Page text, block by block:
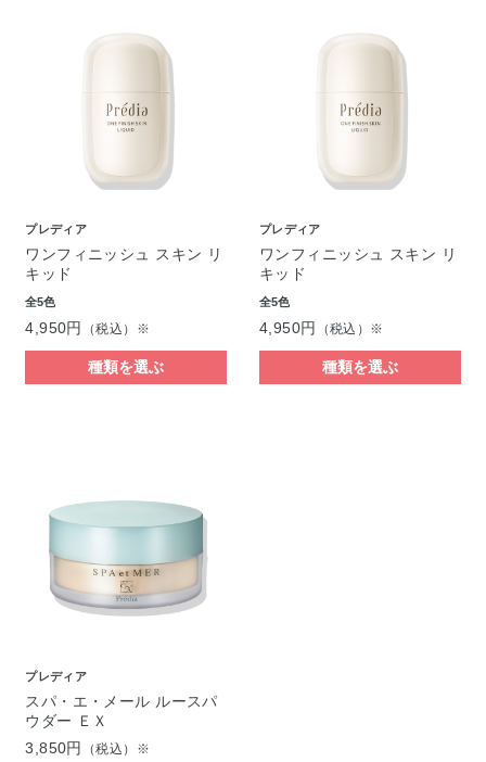
プレディア
ワンフィニッシュ スキン リ
キッド
全5色
4,950円 （税込）※
種類を選ぶ
プレディア
ワンフィニッシュ スキン リ
キッド
全5色
4,950円 （税込）※
種類を選ぶ
プレディア
スパ・エ・メール ルースパ
ウダー ＥＸ
3,850円
（税込）※